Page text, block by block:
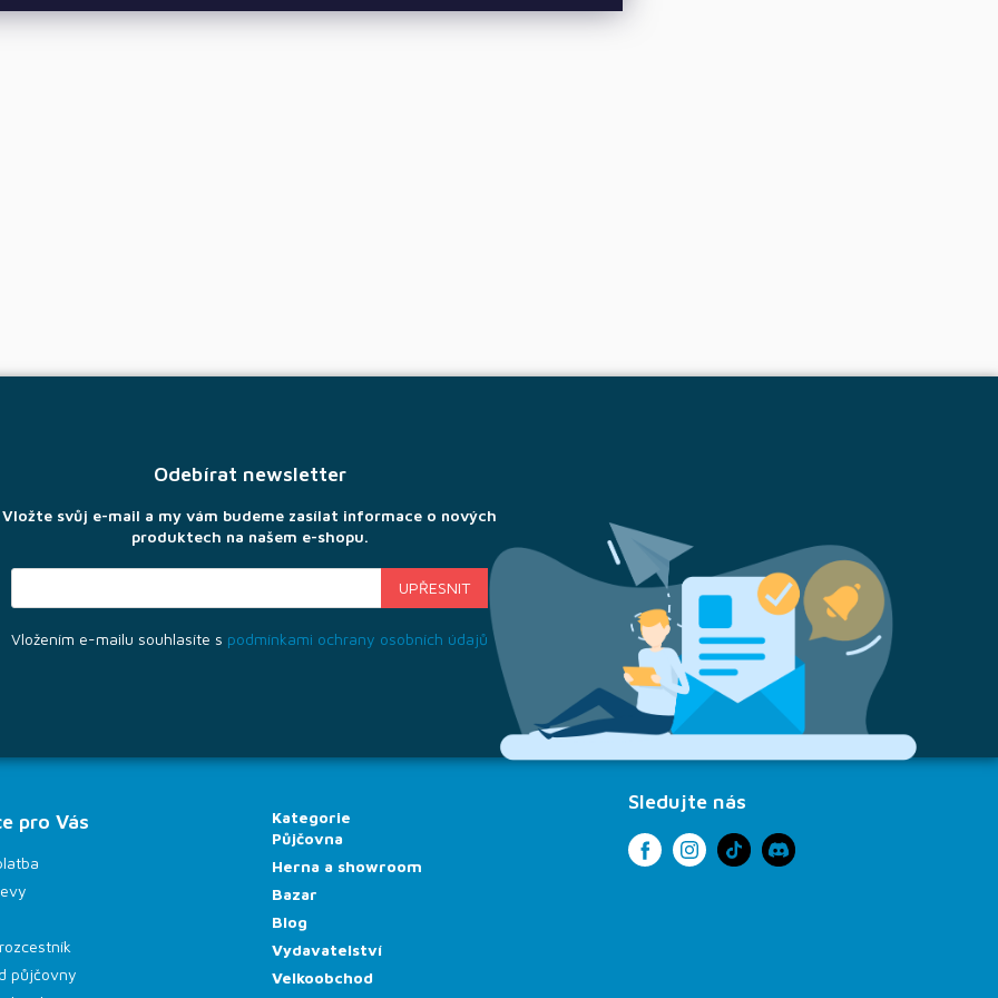
Odebírat newsletter
Vložte svůj e-mail a my vám budeme zasílat informace o nových
produktech na našem e-shopu.
Vložením e-mailu souhlasíte s podmínkami ochrany osobních údajů
pro Vás
půjčovny
Kategorie
Půjčovna
Herna a showroom
Bazar
Blog
Vydavatelství
Velkoobchod
Sledujte nás